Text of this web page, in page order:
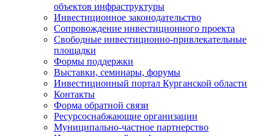
объектов инфраструктуры
Инвестиционное законодательство
Сопровождение инвестиционного проекта
Свободные инвестиционно-привлекательные
площадки
Формы поддержки
Выставки, семинары, форумы
Инвестиционный портал Курганской области
Контакты
Форма обратной связи
Ресурсоснабжающие организации
Муниципально-частное партнерство